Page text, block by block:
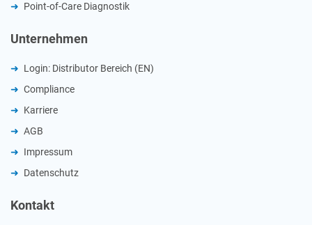
Point-of-Care Diagnostik
Unternehmen
Login: Distributor Bereich (EN)
Compliance
Karriere
AGB
Impressum
Datenschutz
Kontakt